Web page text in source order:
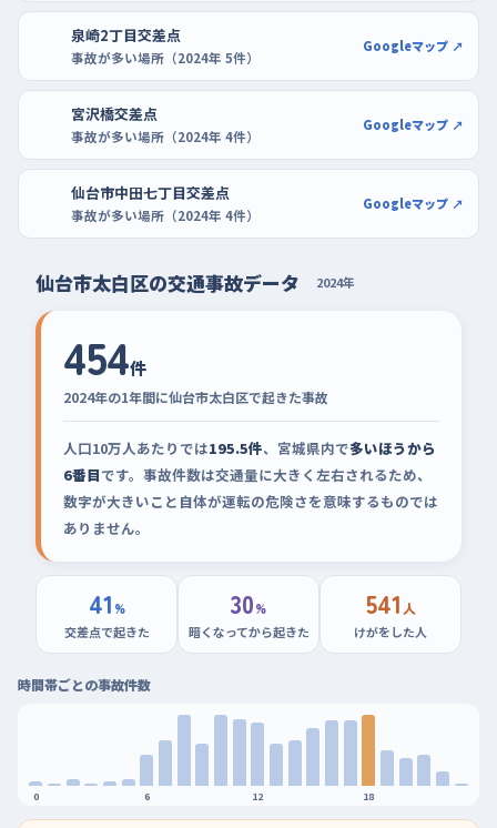
泉崎2丁目交差点
事故が多い場所（2024年 5件）
Googleマップ ↗
宮沢橋交差点
事故が多い場所（2024年 4件）
Googleマップ ↗
仙台市中田七丁目交差点
事故が多い場所（2024年 4件）
Googleマップ ↗
仙台市太白区の交通事故データ 2024年
454件
2024年の1年間に仙台市太白区で起きた事故
人口10万人あたりでは195.5件、宮城県内で多いほうから
6番目です。事故件数は交通量に大きく左右されるため、
数字が大きいこと自体が運転の危険さを意味するものでは
ありません。
41 %
交差点で起きた
30%
暗くなってから起きた
541 人
けがをした人
時間帯ごとの事故件数
0 6 12 18